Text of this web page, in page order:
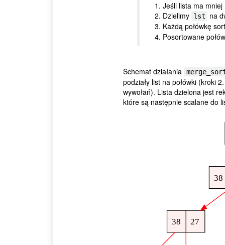
Jeśli lista ma
Dzielimy lst
na
Każdą połówkę
Posortowane
Schemat działania
podziały list na połówki (kroki
wywołań). Lista dzielona jest
które są następnie scalane do